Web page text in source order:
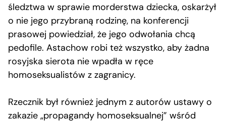
śledztwa w sprawie morderstwa dziecka, oskarżył
o nie jego przybraną rodzinę, na konferencji
prasowej powiedział, że jego odwołania chcą
pedofile. Astachow robi też wszystko, aby żadna
rosyjska sierota nie wpadła w ręce
homoseksualistów z zagranicy.
Rzecznik był również jednym z autorów ustawy o
zakazie „propagandy homoseksualnej” wśród